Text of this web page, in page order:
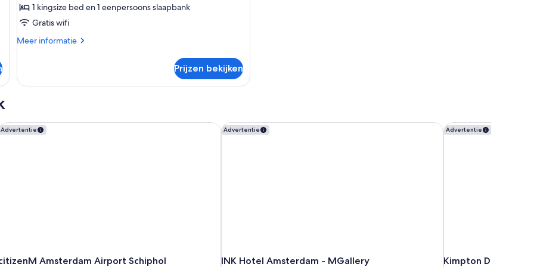
One
Bedroom
Superior
1 kingsize bed en 1 eenpersoons slaapbank
Gratis wifi
Meer informatie
Meer
Bedroom
Prijzen bekijken
Advertentie
Amsterdam Airport Schiphol
Amsterdam Airport Schiphol Advertentie
INK Hotel Amsterdam - MGallery
INK Hotel Amsterdam - MGallery Advertentie
Kimpton De Witt
Kimpton De Witt